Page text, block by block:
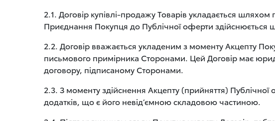
2.1. Договір купівлі-продажу Товарів укладається
Приєднання Покупця до Публічної оферти здійснюється
2.2. Договір вважається укладеним з моменту Акцепту
письмового примірника Сторонами. Цей Договір має
договору, підписаному Сторонами.
2.3. З моменту здійснення Акцепту (прийняття)
додатків, що є його невід’ємною складовою частиною.